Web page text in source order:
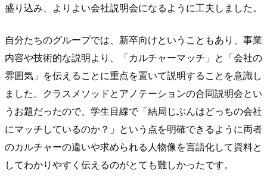
盛り込み、よりよい会社説明会になるように工夫しました。
自分たちのグループでは、新卒向けということもあり、事業
内容や技術的な説明より、「カルチャーマッチ」と「会社の
雰囲気」を伝えることに重点を置いて説明することを意識し
ました。クラスメソッドとアノテーションの合同説明会とい
うお題だったので、学生目線で「結局じぶんはどっちの会社
にマッチしているのか？」という点を明確できるように両者
のカルチャーの違いや求められる人物像を言語化して資料と
してわかりやすく伝えるのがとても難しかったです。